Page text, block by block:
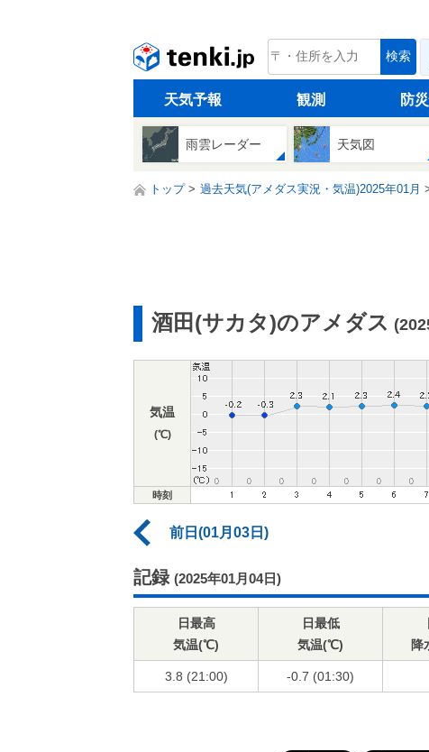
tenki.jp 検索
天気予報 観測 防
雨雲レーダー 天気図
トップ 過去天気(アメダス実況・気温)2025年01月
酒田(サカタ)のアメダス
気温
(℃)
時刻
前日(01月03日)
記録 (2025年01月04日)
日最高
気温(℃)
日最低
気温(℃)
降
3.8 (21:00) -0.7 (01:30)